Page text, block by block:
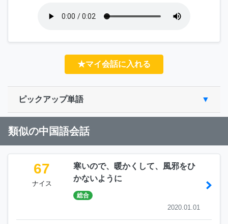
★マイ会話に入れる
ピックアップ単語
類似の中国語会話
67
ナイス
寒いので、暖かくして、風邪をひ
かないように
総合
2020.01.01